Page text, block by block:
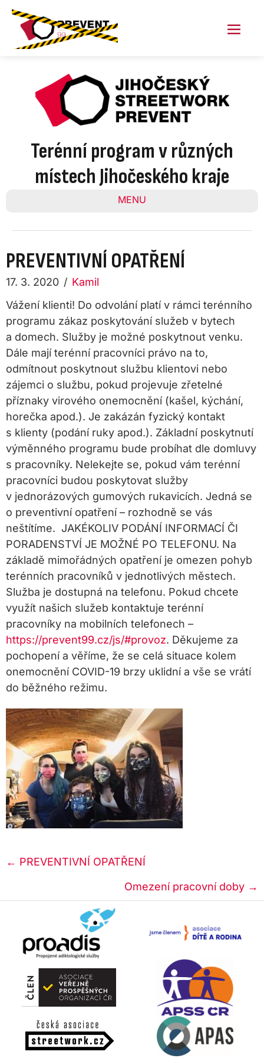
Skip
content
Terénní program v různých
místech Jihočeského kraje
MENU
PREVENTIVNÍ OPATŘENÍ
17. 3. 2020 / Kamil
Vážení klienti! Do odvolání platí v rámci terénního
programu zákaz poskytování služeb v bytech
a domech. Služby je možné poskytnout venku.
Dále mají terénní pracovníci právo na to,
odmítnout poskytnout službu klientovi nebo
zájemci o službu, pokud projevuje zřetelné
příznaky virového onemocnění (kašel, kýchání,
horečka apod.). Je zakázán fyzický kontakt
s klienty (podání ruky apod.). Základní poskytnutí
výměnného programu bude probíhat dle domluvy
s pracovníky. Nelekejte se, pokud vám terénní
pracovníci budou poskytovat služby
v jednorázových gumových rukavicích. Jedná se
o preventivní opatření – rozhodně se vás
neštítíme. JAKÉKOLIV PODÁNÍ INFORMACÍ ČI
PORADENSTVÍ JE MOŽNÉ PO TELEFONU. Na
základě mimořádných opatření je omezen pohyb
terénních pracovníků v jednotlivých městech.
Služba je dostupná na telefonu. Pokud chcete
využít našich služeb kontaktuje terénní
pracovníky na mobilních telefonech –
https://prevent99.cz/js/#provoz. Děkujeme za
pochopení a věříme, že se celá situace kolem
onemocnění COVID-19 brzy uklidní a vše se vrátí
do běžného režimu.
Posts
← PREVENTIVNÍ OPATŘENÍ
Omezení pracovní doby →